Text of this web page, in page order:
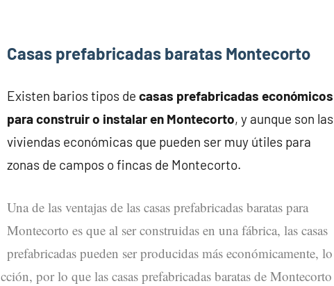
Casas prefabricadas baratas Montecorto
Existen barios tipos de casas prefabricadas económicos
para construir o instalar en Montecorto, y aunque son las
viviendas económicas que pueden ser muy útiles para
zonas de campos o fincas de Montecorto.
Una de las ventajas de las casas prefabricadas baratas para
Montecorto es que al ser construidas en una fábrica, las casas
prefabricadas pueden ser producidas más económicamente, lo
por lo que las casas prefabricadas baratas de Montecorto